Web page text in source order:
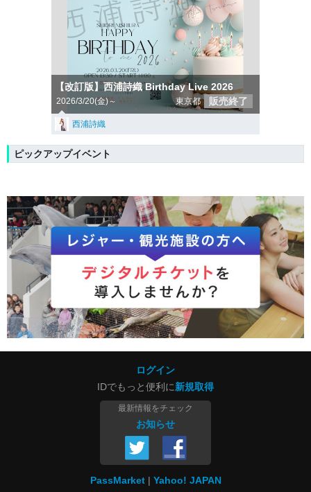
【改訂版】西浦詩織 Birthday Live 2026
2026/3/20(金)～ 東京都 販売終了
西浦詩織
ピックアップイベント
ログイン
IDでもっと便利に新規取得
最新情報をチェック
お知らせ
PassMarket Yahoo! JAPAN